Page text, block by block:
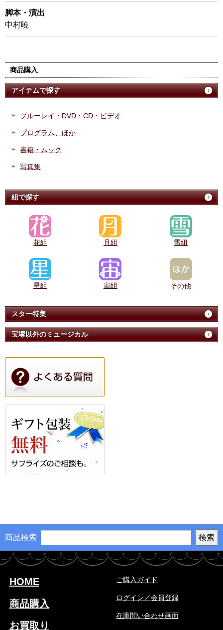
脚本・演出
中村暁
商品購入
アイテムで探す
ブルーレイ・DVD・CD・ビデオ
プログラム、ほか
書籍・ムック
写真集
組で探す
花組 月組 雪組
星組 宙組 その他
スター特集
宝塚以外のミュージカル
商品検索
HOME
商品購入
お買取り
ご購入ガイド
ログイン／会員登録
在庫問い合わせ画面